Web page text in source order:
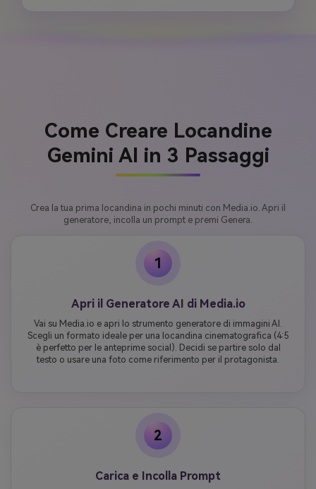
Come Creare Locandine
Gemini AI in 3 Passaggi
Crea la tua prima locandina in pochi minuti con Media.io. Apri il
generatore, incolla un prompt e premi Genera.
1
Apri il Generatore AI di Media.io
Vai su Media.io e apri lo strumento generatore di immagini AI.
Scegli un formato ideale per una locandina cinematografica (4:5
è perfetto per le anteprime social). Decidi se partire solo dal
testo o usare una foto come riferimento per il protagonista.
2
Carica e Incolla Prompt